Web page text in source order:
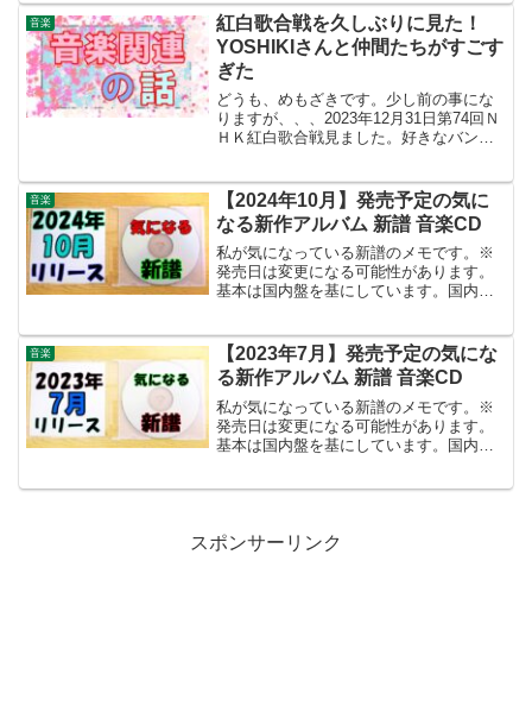
わけではありません。<2021年8月発売予
定の気になる新譜>...
音楽
紅白歌合戦を久しぶりに見た！
YOSHIKIさんと仲間たちがすごす
ぎた
どうも、めもざきです。少し前の事にな
りますが、、、2023年12月31日第74回Ｎ
ＨＫ紅白歌合戦見ました。好きなバンド
年紅白歌合戦ってほとんど見ていなかっ
たんですよね。...
音楽
【2024年10月】発売予定の気に
なる新作アルバム 新譜 音楽CD
私が気になっている新譜のメモです。※
発売日は変更になる可能性があります。
基本は国内盤を基にしています。国内盤
はしていません。音楽ジャンルは音楽に
詳しくない私の主観が含...
音楽
【2023年7月】発売予定の気にな
る新作アルバム 新譜 音楽CD
私が気になっている新譜のメモです。※
発売日は変更になる可能性があります。
基本は国内盤を基にしています。国内盤
スポンサーリンク